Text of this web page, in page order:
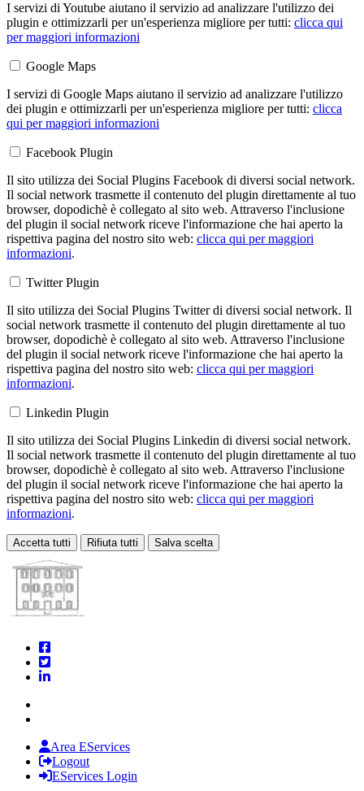
I servizi di Youtube aiutano il servizio ad analizzare l'utilizzo dei
plugin e ottimizzarli per un'esperienza migliore per tutti: clicca qui
per maggiori informazioni
Google Maps
I servizi di Google Maps aiutano il servizio ad analizzare l'utilizzo
dei plugin e ottimizzarli per un'esperienza migliore per tutti: clicca
qui per maggiori informazioni
Facebook Plugin
Il sito utilizza dei Social Plugins Facebook di diversi social network.
Il social network trasmette il contenuto del plugin direttamente al tuo
browser, dopodichè è collegato al sito web. Attraverso l'inclusione
del plugin il social network riceve l'informazione che hai aperto la
rispettiva pagina del nostro sito web: clicca qui per maggiori
informazioni.
Twitter Plugin
Il sito utilizza dei Social Plugins Twitter di diversi social network. Il
social network trasmette il contenuto del plugin direttamente al tuo
browser, dopodichè è collegato al sito web. Attraverso l'inclusione
del plugin il social network riceve l'informazione che hai aperto la
rispettiva pagina del nostro sito web: clicca qui per maggiori
informazioni.
Linkedin Plugin
Il sito utilizza dei Social Plugins Linkedin di diversi social network.
Il social network trasmette il contenuto del plugin direttamente al tuo
browser, dopodichè è collegato al sito web. Attraverso l'inclusione
del plugin il social network riceve l'informazione che hai aperto la
rispettiva pagina del nostro sito web: clicca qui per maggiori
informazioni.
Accetta tutti Rifiuta tutti Salva scelta
Loading...
Area EServices
Logout
EServices Login